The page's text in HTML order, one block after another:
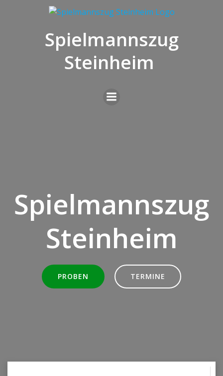
Inhalt
Spielmannszug
Steinheim
Spielmannszug
Steinheim
PROBEN TERMINE